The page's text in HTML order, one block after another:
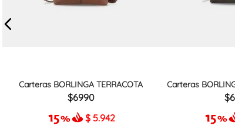
Carteras BORLINGA TERRACOTA
6990
$ 5.942
Carteras